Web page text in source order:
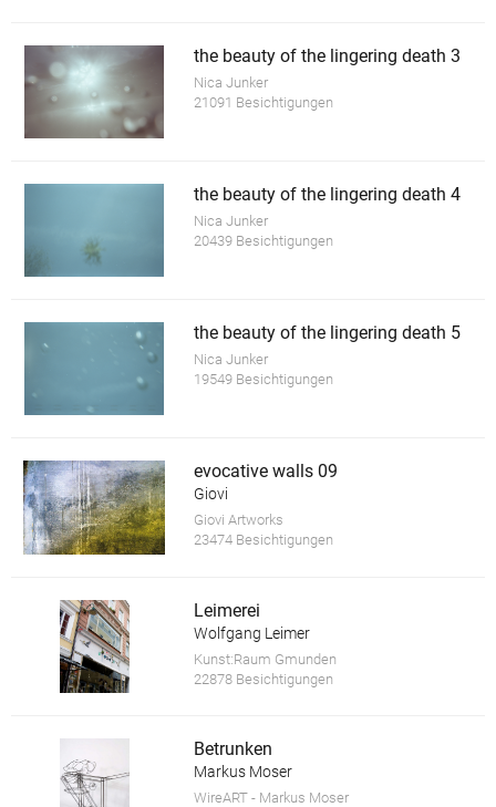
the beauty of the lingering death 3
Nica Junker
21091 Besichtigungen
the beauty of the lingering death 4
Nica Junker
20439 Besichtigungen
the beauty of the lingering death 5
Nica Junker
19549 Besichtigungen
evocative walls 09
Giovi
Giovi Artworks
23474 Besichtigungen
Leimerei
Wolfgang Leimer
Kunst:Raum Gmunden
22878 Besichtigungen
Betrunken
Markus Moser
WireART - Markus Moser